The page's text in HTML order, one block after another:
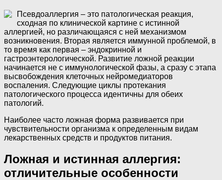
Псевдоаллергия – это патологическая реакция,
сходная по клинической картине с истинной
аллергией, но различающаяся с ней механизмом
возникновения. Вторая является иммунной проблемой, в
то время как первая – эндокринной и
гастроэнтерологической. Развитие ложной реакции
начинается не с иммунологической фазы, а сразу с этапа
высвобождения клеточных нейромедиаторов
воспаления. Следующие циклы протекания
патологического процесса идентичны для обеих
патологий.
Наиболее часто ложная форма развивается при
чувствительности организма к определенным видам
лекарственных средств и продуктов питания.
Ложная и истинная аллергия:
отличительные особенности